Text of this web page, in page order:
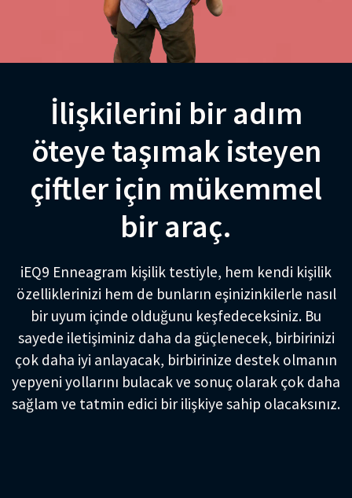
İlişkilerini bir adım
öteye taşımak isteyen
çiftler için mükemmel
bir araç.
iEQ9 Enneagram kişilik testiyle, hem kendi kişilik
özelliklerinizi hem de bunların eşinizinkilerle nasıl
bir uyum içinde olduğunu keşfedeceksiniz. Bu
sayede iletişiminiz daha da güçlenecek, birbirinizi
çok daha iyi anlayacak, birbirinize destek olmanın
yepyeni yollarını bulacak ve sonuç olarak çok daha
sağlam ve tatmin edici bir ilişkiye sahip olacaksınız.